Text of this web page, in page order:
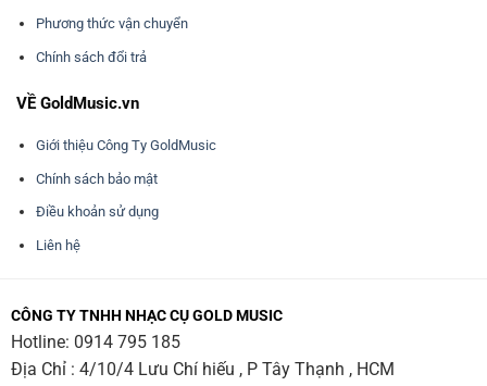
Phương thức vận chuyển
Chính sách đổi trả
VỀ GoldMusic.vn
Giới thiệu Công Ty GoldMusic
Chính sách bảo mật
Điều khoản sử dụng
Liên hệ
CÔNG TY TNHH NHẠC CỤ GOLD MUSIC
Hotline: 0914 795 185
Địa Chỉ : 4/10/4 Lưu Chí hiếu , P Tây Thạnh , HCM